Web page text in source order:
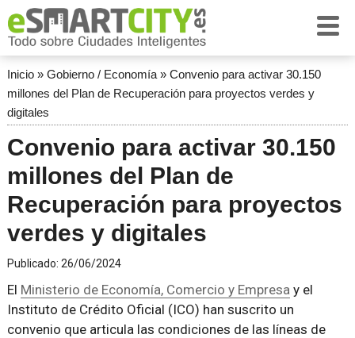
Inicio» Gobierno / Economía» Convenio para activar 30.150
millones del Plan de Recuperación para proyectos verdes y
digitales
Convenio para activar 30.150
millones del Plan de
Recuperación para proyectos
verdes y digitales
Publicado: 26/06/2024
El Ministerio de Economía, Comercio y Empresay el
Instituto de Crédito Oficial (ICO) han suscrito un
convenio que articula las condiciones de las líneas de